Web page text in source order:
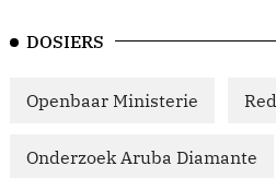
DOSIERS
Openbaar Ministerie
Onderzoek Aruba Diamante